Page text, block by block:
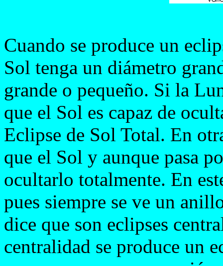
Cuando se produce un
Sol tenga un diámetro
grande o pequeño. Si la
que el Sol es capaz de
Eclipse de Sol Total. En
que el Sol y aunque pasa
ocultarlo totalmente. En
pues siempre se ve un
dice que son eclipses
centralidad se produce un